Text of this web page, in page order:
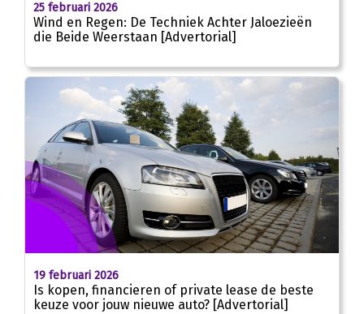
25 februari 2026
Wind en Regen: De Techniek Achter Jaloezieën
die Beide Weerstaan [Advertorial]
19 februari 2026
Is kopen, financieren of private lease de beste
keuze voor jouw nieuwe auto? [Advertorial]